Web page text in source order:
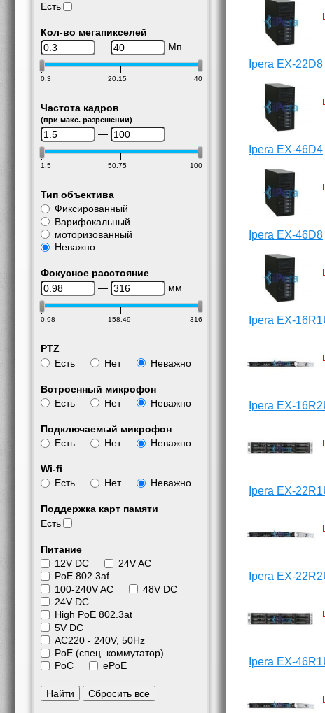
Есть
Кол-во мегапикселей
—
Мп
0.3 20.15 40
Частота кадров
(при макс. разрешении)
—
1.5 50.75 100
Тип объектива
Фиксированный
Варифокальный
моторизованный
Неважно
Фокусное расстояние
—
мм
0.98 158.49 316
PTZ
Есть
Нет Неважно
Встроенный микрофон
Есть
Нет Неважно
Подключаемый микрофон
Есть
Нет Неважно
Wi-fi
Есть
Нет Неважно
Поддержка карт памяти
Есть
Питание
12V DC
24V AC
PoE 802.3af
100-240V AC
48V DC
24V DC
High PoE 802.3at
5V DC
АС220 - 240V, 50Hz
PoE (спец. коммутатор)
PoC
ePoE
Найти Сбросить все
Ipera EX-22D8
Ipera EX-46D4
Ipera EX-46D8
Ipera EX-
Ipera EX-
Ipera EX-
Ipera EX-
Ipera EX-